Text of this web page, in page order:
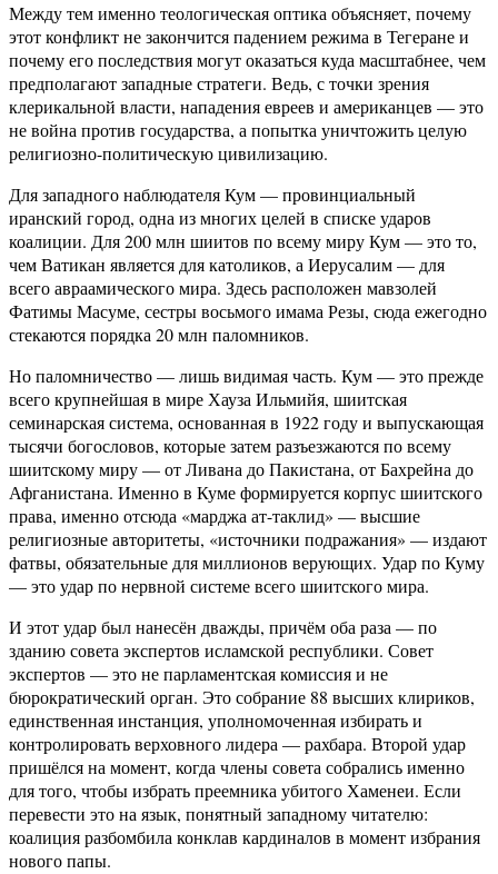
Между тем именно теологическая оптика объясняет, почему
этот конфликт не закончится падением режима в Тегеране и
почему его последствия могут оказаться куда масштабнее, чем
предполагают западные стратеги. Ведь, с точки зрения
клерикальной власти, нападения евреев и американцев — это
не война против государства, а попытка уничтожить целую
религиозно-политическую цивилизацию.
Для западного наблюдателя Кум — провинциальный
иранский город, одна из многих целей в списке ударов
коалиции. Для 200 млн шиитов по всему миру Кум — это то,
чем Ватикан является для католиков, а Иерусалим — для
всего авраамического мира. Здесь расположен мавзолей
Фатимы Масуме, сестры восьмого имама Резы, сюда ежегодно
стекаются порядка 20 млн паломников.
Но паломничество — лишь видимая часть. Кум — это прежде
всего крупнейшая в мире Хауза Ильмийя, шиитская
семинарская система, основанная в 1922 году и выпускающая
тысячи богословов, которые затем разъезжаются по всему
шиитскому миру — от Ливана до Пакистана, от Бахрейна до
Афганистана. Именно в Куме формируется корпус шиитского
права, именно отсюда «марджа ат-таклид» — высшие
религиозные авторитеты, «источники подражания» — издают
фатвы, обязательные для миллионов верующих. Удар по Куму
— это удар по нервной системе всего шиитского мира.
И этот удар был нанесён дважды, причём оба раза — по
зданию совета экспертов исламской республики. Совет
экспертов — это не парламентская комиссия и не
бюрократический орган. Это собрание 88 высших клириков,
единственная инстанция, уполномоченная избирать и
контролировать верховного лидера — рахбара. Второй удар
пришёлся на момент, когда члены совета собрались именно
для того, чтобы избрать преемника убитого Хаменеи. Если
перевести это на язык, понятный западному читателю:
коалиция разбомбила конклав кардиналов в момент избрания
нового папы.